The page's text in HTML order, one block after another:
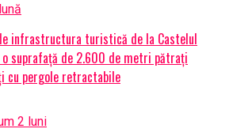
infrastructura turistică de la Castelul
suprafață de 2.600 de metri pătrați
cu pergole retractabile
2 luni